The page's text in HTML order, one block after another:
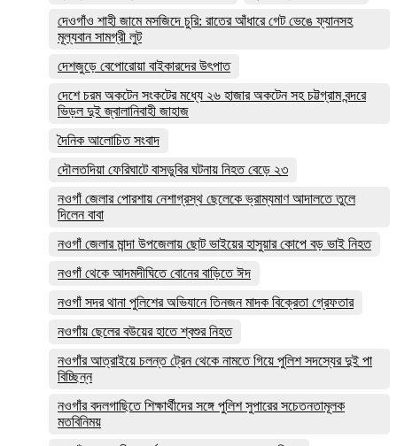
দেওগাঁও শাহী জামে মসজিদে চুরি: রাতের আঁধারে গেট ভেঙে ফ্যানসহ
মূল্যবান সামগ্রী লুট
দেশজুড়ে বেপোরোয়া বাইকারদের উৎপাত
দেশে চরম অকটেন সংকটের মধ্যে ২৬ হাজার অকটেন সহ চট্টগ্রাম বন্দরে
ভিড়ল দুই জ্বালানিবাহী জাহাজ
দৈনিক আলোচিত সংবাদ
দৌলতদিয়া ফেরিঘাটে বাসডুবির ঘটনায় নিহত বেড়ে ২৩
নওগাঁ জেলার পোরশায় নেশাগ্রস্থ ছেলেকে ভ্রাম্যমাণ আদালতে তুলে
দিলেন বাবা
নওগাঁ জেলার মান্দা উপজেলায় ছোট ভাইয়ের হাসুয়ার কোপে বড় ভাই নিহত
নওগাঁ থেকে আদমদীঘিতে বোনের বাড়িতে ঈদ
নওগাঁ সদর থানা পুলিশের অভিযানে তিনজন মাদক বিক্রেতা গ্রেফতার
নওগাঁয় ছেলের বউয়ের হাতে শ্বশুর নিহত
নওগাঁর আত্রাইয়ে চলন্ত ট্রেন থেকে নামতে গিয়ে পুলিশ সদস্যের দুই পা
বিচ্ছিন্ন
নওগাঁর বদলগাছিতে শিক্ষার্থীদের সঙ্গে পুলিশ সুপারের সচেতনতামূলক
মতবিনিময়